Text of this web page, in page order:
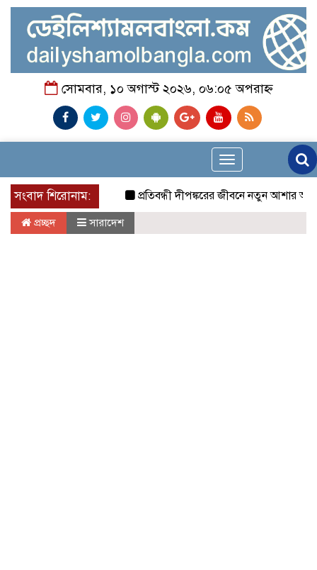
সোমবার, ১০ অগাস্ট ২০২৬, ০৬:০৫ অপরাহ্ন
Toggle
navigation
সংবাদ শিরোনাম:
প্রতিবন্ধী দীপঙ্করের জীবনে নতুন আশার আলো,
প্রচ্ছদ সারাদেশ